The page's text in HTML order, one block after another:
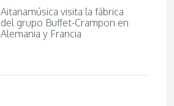
Aitanamúsica visita la fábrica
del grupo Buffet-Crampon en
Alemania y Francia